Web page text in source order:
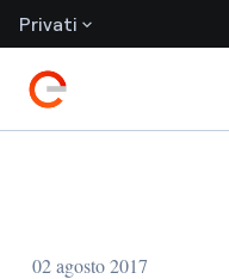
Privati
02 agosto 2017